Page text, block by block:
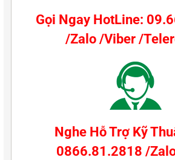
Gọi Ngay HotLine:
/Zalo /Viber /
Nghe Hỗ Trợ Kỹ
0866.81.2818 /